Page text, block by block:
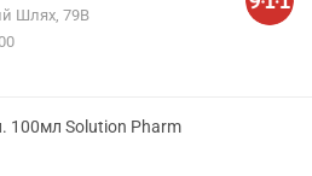
Шлях, 79В
100мл Solution Pharm